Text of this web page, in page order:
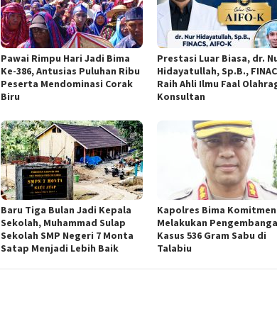
Pawai Rimpu Hari Jadi Bima
Ke-386, Antusias Puluhan Ribu
Peserta Mendominasi Corak
Biru
Prestasi Luar Biasa, dr.
Hidayatullah, Sp.B.,
Raih Ahli Ilmu Faal
Konsultan
Baru Tiga Bulan Jadi Kepala
Sekolah, Muhammad Sulap
Sekolah SMP Negeri 7 Monta
Satap Menjadi Lebih Baik
Kapolres Bima Komitmen
Melakukan
Kasus 536 Gram Sabu di
Talabiu ‎